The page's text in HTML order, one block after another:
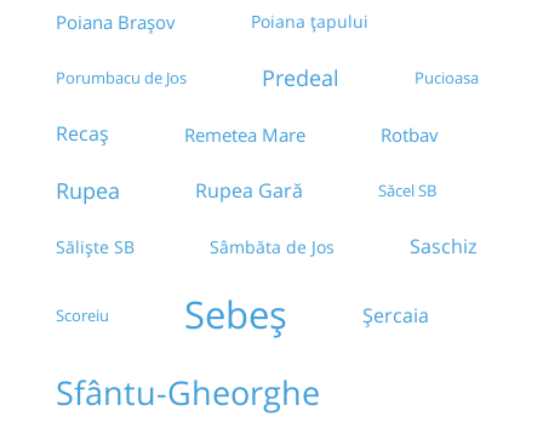
Poiana Brașov Poiana țapului
Porumbacu de Jos Predeal Pucioasa
Recaș Remetea Mare Rotbav
Rupea Rupea Gară Săcel SB
Săliște SB Sâmbăta de Jos Saschiz
Scoreiu Sebeș Șercaia
Sfântu-Gheorghe